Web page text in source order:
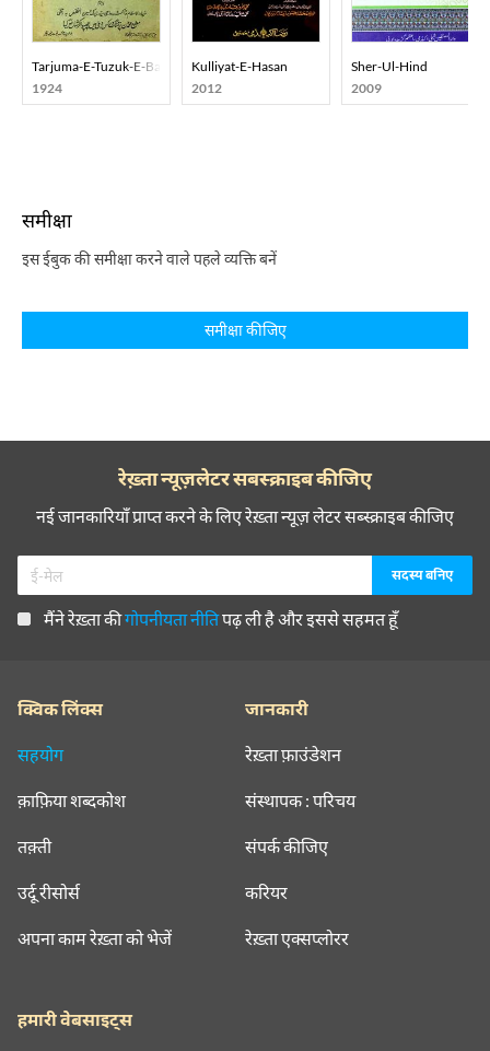
Tarjuma-E-Tuzuk-E-Babri Urdu
1924
Kulliyat-E-Hasan
2012
Sher-Ul-Hind
2009
समीक्षा
इस ईबुक की समीक्षा करने वाले पहले व्यक्ति बनें
समीक्षा कीजिए
रेख़्ता न्यूज़लेटर सबस्क्राइब कीजिए
नई जानकारियाँ प्राप्त करने के लिए रेख़्ता न्यूज़ लेटर सब्स्क्राइब कीजिए
मैंने रेख़्ता कीगोपनीयता नीतिपढ़ ली है और इससे सहमत हूँ
क्विक लिंक्स
सहयोग
क़ाफ़िया शब्दकोश
तक़्ती
उर्दू रीसोर्स
अपना काम रेख़्ता को भेजें
जानकारी
रेख़्ता फ़ाउंडेशन
संस्थापक : परिचय
संपर्क कीजिए
करियर
रेख़्ता एक्सप्लोरर
हमारी वेबसाइट्स